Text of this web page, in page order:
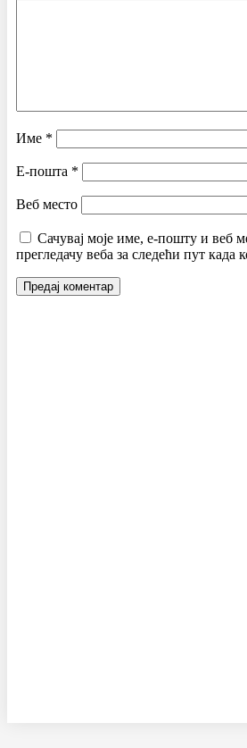
Име *
Е-пошта *
Веб место
Сачувај моје име, е-пошту и веб
прегледачу веба за следећи пут када